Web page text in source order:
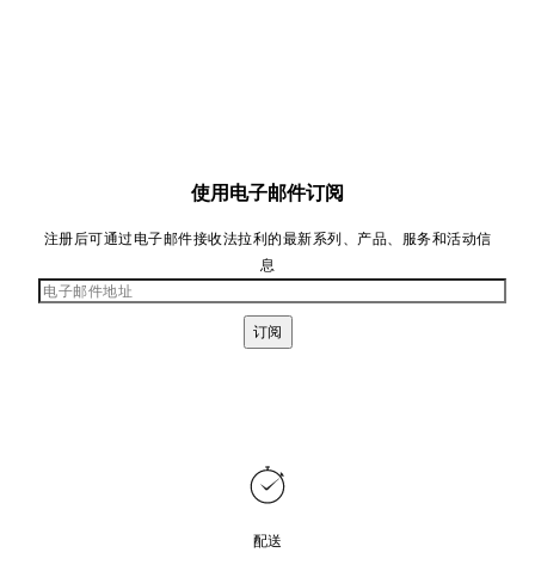
使用电子邮件订阅
注册后可通过电子邮件接收法拉利的最新系列、产品、服务和活动信
息
订阅
配送